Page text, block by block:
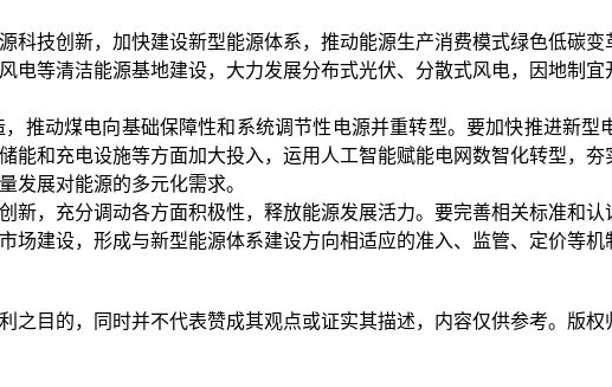
技创新，加快建设新型能源体系，推动能源生产消费模式绿色低碳
等清洁能源基地建设，大力发展分布式光伏、分散式风电，因地制
推动煤电向基础保障性和系统调节性电源并重转型。要加快推进新型
能和充电设施等方面加大投入，运用人工智能赋能电网数智化转型，
发展对能源的多元化需求。
，充分调动各方面积极性，释放能源发展活力。要完善相关标准和
建设，形成与新型能源体系建设方向相适应的准入、监管、定价等
目的，同时并不代表赞成其观点或证实其描述，内容仅供参考。版